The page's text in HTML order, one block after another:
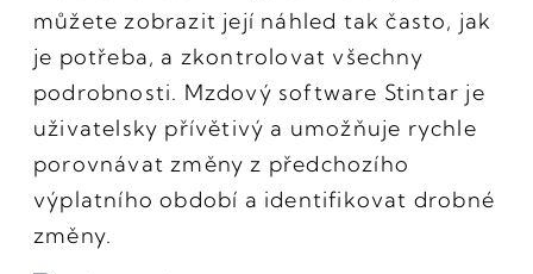
můžete zobrazit její náhled tak často, jak
je potřeba, a zkontrolovat všechny
podrobnosti. Mzdový software Stintar je
uživatelsky přívětivý a umožňuje rychle
porovnávat změny z předchozího
výplatního období a identifikovat drobné
změny.